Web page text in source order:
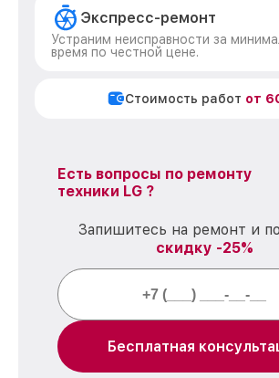
Экспресс-ремонт
Устраним неисправности за
время по честной цене.
Стоимость работ от
Есть вопросы по ремонту
техники LG ?
Запишитесь на ремонт и
скидку -25%
Бесплатная